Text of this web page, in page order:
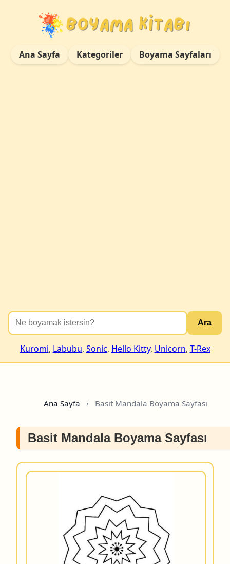
Ana Sayfa Kategoriler Boyama Sayfaları
Ara
Kuromi, Labubu, Sonic, Hello Kitty, Unicorn, T-Rex
Ana Sayfa › Basit Mandala Boyama Sayfası
Basit Mandala Boyama Sayfası